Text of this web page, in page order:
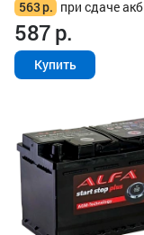
563р. при сдаче акб
587р.
Купить